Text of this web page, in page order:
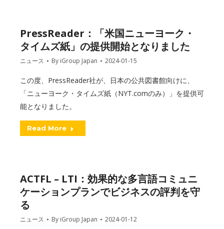
PressReader：「米国ニューヨーク・
タイムズ紙」の提供開始となりました
ニュース By iGroup Japan 2024-01-15
この度、PressReader社が、日本の公共図書館向けに、
「ニューヨーク・タイムズ紙（NYT.comのみ）」を提供可
能となりました。
Read More
ACTFL – LTI：効果的な多言語コミュニ
ケーションプランでビジネスの評判を守
る
ニュース By iGroup Japan 2024-01-12